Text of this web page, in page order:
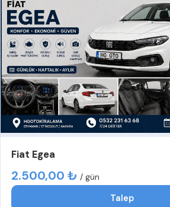
Fiat Egea
2.500,00 ₺ / gün
Talep